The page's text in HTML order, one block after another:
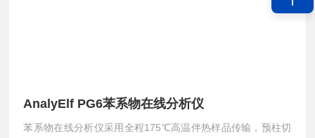
AnalyElf PG6苯系物在线分析仪
苯系物在线分析仪采用全程175℃高温伴热样品传输，预柱切